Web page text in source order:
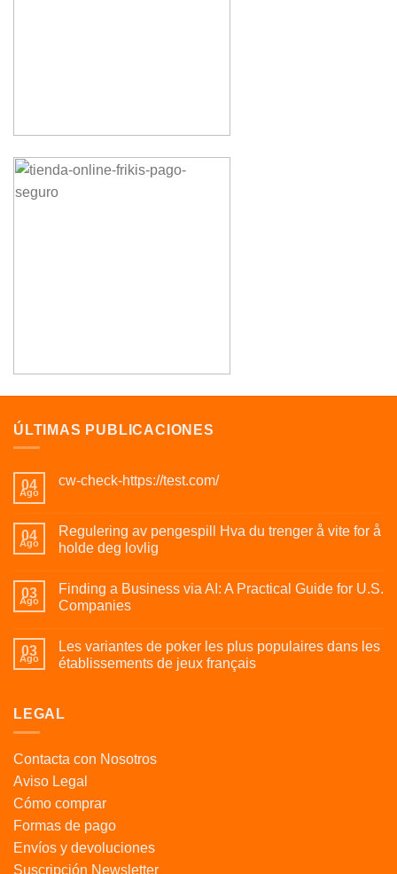
ÚLTIMAS PUBLICACIONES
04
Ago
cw-check-https://test.com/
04
Ago
Regulering av pengespill Hva du trenger å vite for å
holde deg lovlig
03
Ago
Finding a Business via AI: A Practical Guide for U.S.
Companies
03
Ago
Les variantes de poker les plus populaires dans les
établissements de jeux français
LEGAL
Contacta con Nosotros
Aviso Legal
Cómo comprar
Formas de pago
Envíos y devoluciones
Suscripción Newsletter